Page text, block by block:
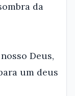
da
Deus,
um deus